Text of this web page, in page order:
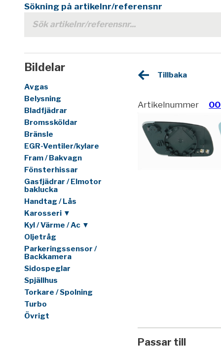
Sökning på artikelnr/referensnr
Bildelar
Avgas
Belysning
Bladfjädrar
Bromssköldar
Bränsle
EGR-Ventiler/kylare
Fram / Bakvagn
Fönsterhissar
Gasfjädrar / Elmotor
baklucka
Handtag / Lås
Karosseri ▼
Kyl / Värme / Ac ▼
Oljetråg
Parkeringssensor /
Backkamera
Sidospeglar
Spjällhus
Torkare / Spolning
Turbo
Övrigt
Tillbaka
Artikelnummer
Passar till